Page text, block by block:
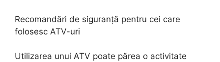
Recomandări de siguranță pentru cei care
folosesc ATV-uri
Utilizarea unui ATV poate părea o activitate